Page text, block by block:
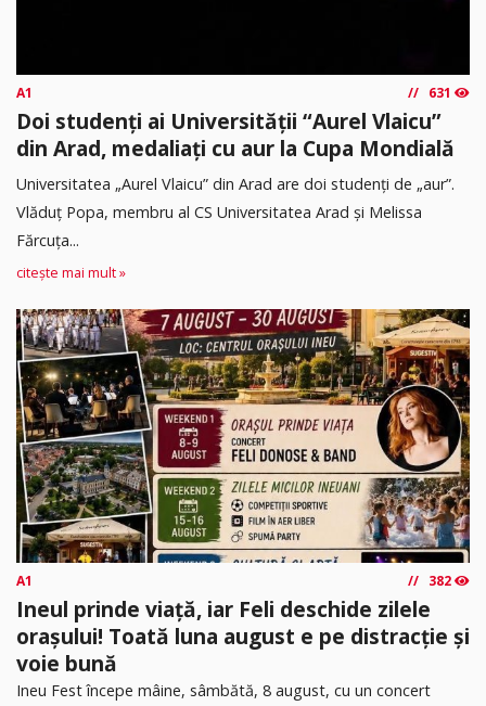
A1 631
Doi studenți ai Universității “Aurel Vlaicu”
din Arad, medaliați cu aur la Cupa Mondială
Universitatea „Aurel Vlaicu” din Arad are doi studenți de „aur”.
Vlăduț Popa, membru al CS Universitatea Arad și Melissa
Fărcuța...
citește mai mult »
A1 382
Ineul prinde viață, iar Feli deschide zilele
orașului! Toată luna august e pe distracție și
voie bună
Ineu Fest începe mâine, sâmbătă, 8 august, cu un concert